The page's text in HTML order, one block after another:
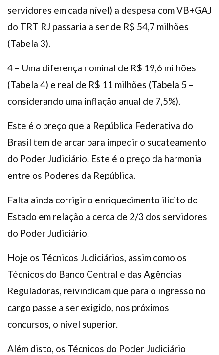
servidores em cada nível) a despesa com VB+GAJ
do TRT RJ passaria a ser de R$ 54,7 milhões
(Tabela 3).
4 – Uma diferença nominal de R$ 19,6 milhões
(Tabela 4) e real de R$ 11 milhões (Tabela 5 –
considerando uma inflação anual de 7,5%).
Este é o preço que a República Federativa do
Brasil tem de arcar para impedir o sucateamento
do Poder Judiciário. Este é o preço da harmonia
entre os Poderes da República.
Falta ainda corrigir o enriquecimento ilícito do
Estado em relação a cerca de 2/3 dos servidores
do Poder Judiciário.
Hoje os Técnicos Judiciários, assim como os
Técnicos do Banco Central e das Agências
Reguladoras, reivindicam que para o ingresso no
cargo passe a ser exigido, nos próximos
concursos, o nível superior.
Além disto, os Técnicos do Poder Judiciário